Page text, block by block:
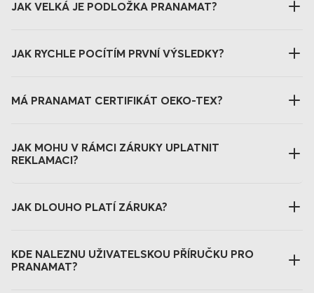
JAK VELKÁ JE PODLOŽKA PRANAMAT?
JAK RYCHLE POCÍTÍM PRVNÍ VÝSLEDKY?
MÁ PRANAMAT CERTIFIKÁT OEKO-TEX?
JAK MOHU V RÁMCI ZÁRUKY UPLATNIT
REKLAMACI?
JAK DLOUHO PLATÍ ZÁRUKA?
KDE NALEZNU UŽIVATELSKOU PŘÍRUČKU PRO
PRANAMAT?